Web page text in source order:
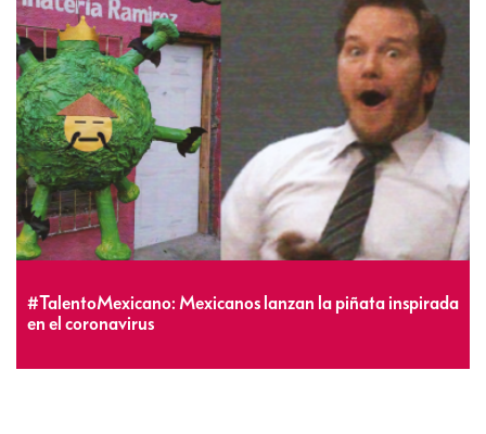
#TalentoMexicano: Mexicanos lanzan la piñata inspirada
en el coronavirus